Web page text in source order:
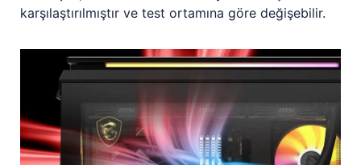
karşılaştırılmıştır ve test ortamına göre değişebilir.